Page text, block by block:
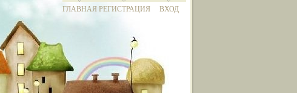
ГЛАВНАЯ РЕГИСТРАЦИЯ ВХОД